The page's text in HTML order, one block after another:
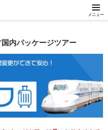
メニュー
内パッケージツアー